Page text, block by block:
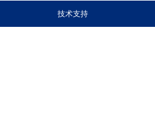
技术支持